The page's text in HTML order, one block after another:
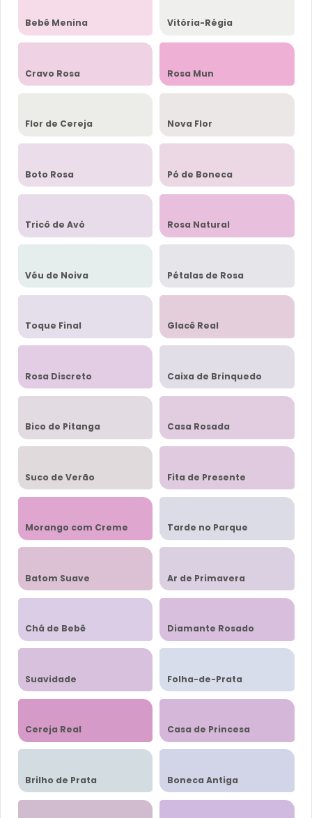
Bebê Menina Vitória-Régia
Cravo Rosa Rosa Mun
Flor de Cereja Nova Flor
Boto Rosa Pó de Boneca
Tricô de Avó Rosa Natural
Véu de Noiva Pétalas de Rosa
Toque Final Glacê Real
Rosa Discreto Caixa de Brinquedo
Bico de Pitanga Casa Rosada
Suco de Verão Fita de Presente
Morango com Creme Tarde no Parque
Batom Suave Ar de Primavera
Chá de Bebê Diamante Rosado
Suavidade Folha-de-Prata
Cereja Real Casa de Princesa
Brilho de Prata Boneca Antiga